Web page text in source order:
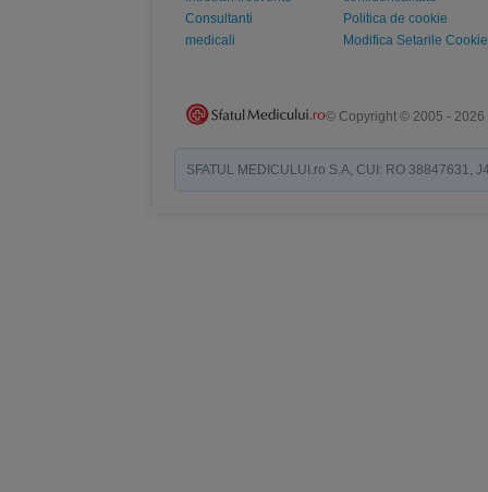
Consultanti
medicali
Politica de cookie
Modifica Setarile Cookie
© Copyright © 2005 - 2026
SFATUL MEDICULUI.ro S.A, CUI: RO 38847631,